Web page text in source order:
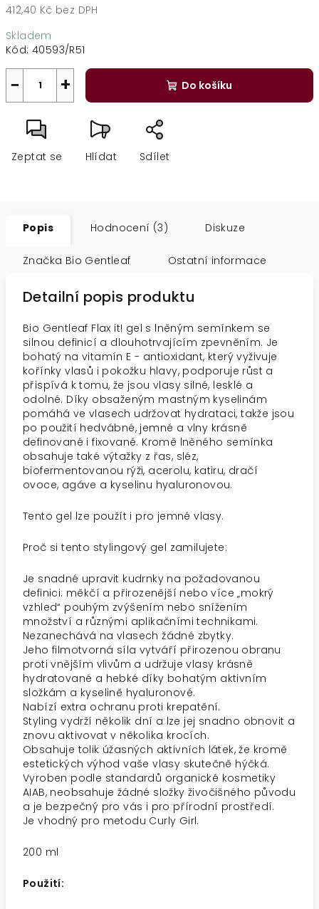
412,40 Kč bez DPH
cena:
Skladem
Kód: 40593/R51
+
− Do košíku
Zeptat se Hlídat Sdílet
Popis Hodnocení (3) Diskuze
Značka Bio Gentleaf Ostatní informace
Detailní popis produktu
Bio Gentleaf Flax it! gel s lněným semínkem se
silnou definicí a dlouhotrvajícím zpevněním. Je
bohatý na vitamín E - antioxidant, který vyživuje
kořínky vlasů i pokožku hlavy, podporuje růst a
přispívá k tomu, že jsou vlasy silné, lesklé a
odolné. Díky obsaženým mastným kyselinám
pomáhá ve vlasech udržovat hydrataci, takže jsou
po použití hedvábné, jemné a vlny krásně
definované i fixované. Kromě lněného semínka
obsahuje také výtažky z řas, sléz,
biofermentovanou rýži, acerolu, katiru, dračí
ovoce, agáve a kyselinu hyaluronovou.
Tento gel lze použít i pro jemné vlasy.
Proč si tento stylingový gel zamilujete:
Je snadné upravit kudrnky na požadovanou
definici: měkčí a přirozenější nebo více „mokrý
vzhled“ pouhým zvýšením nebo snížením
množství a různými aplikačními technikami.
Nezanechává na vlasech žádné zbytky.
Jeho filmotvorná síla vytváří přirozenou obranu
proti vnějším vlivům a udržuje vlasy krásně
hydratované a hebké díky bohatým aktivním
složkám a kyselině hyaluronové.
Nabízí extra ochranu proti krepatění.
Styling vydrží několik dní a lze jej snadno obnovit a
znovu aktivovat v několika krocích.
Obsahuje tolik úžasných aktivních látek, že kromě
estetických výhod vaše vlasy skutečně hýčká.
Vyroben podle standardů organické kosmetiky
AIAB, neobsahuje žádné složky živočišného původu
a je bezpečný pro vás i pro přírodní prostředí.
Je vhodný pro metodu Curly Girl.
200 ml
Použití: